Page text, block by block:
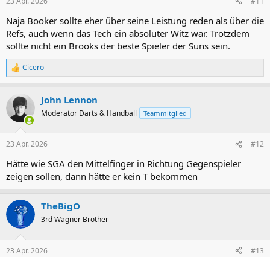
e
:
Naja Booker sollte eher über seine Leistung reden als über die
Refs, auch wenn das Tech ein absoluter Witz war. Trotzdem
sollte nicht ein Brooks der beste Spieler der Suns sein.
R
e
k
i
e
:
Cicero
John Lennon
Moderator Darts & Handball Teammitglied
23 Apr. 2026 #12
Hätte wie SGA den Mittelfinger in Richtung Gegenspieler
zeigen sollen, dann hätte er kein T bekommen
TheBigO
3rd Wagner Brother
23 Apr. 2026 #13